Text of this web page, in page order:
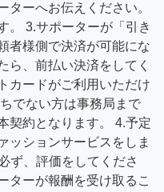
ターへお伝えください。
。 3.サポーターが「引き
者様側で決済が可能にな
ら、前払い決済をしてく
カードがご利用いただけ
でない方は事務局まで
契約となります。 4.予定
ッションサービスをしま
ず、評価をしてくださ
ターが報酬を受け取るこ